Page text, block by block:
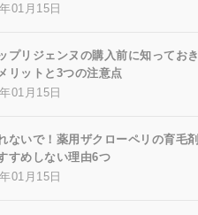
01月15日
プリジェンヌの購入前に知っておき
リットと3つの注意点
01月15日
ないで！薬用ザクローペリの育毛剤
すめしない理由6つ
01月15日